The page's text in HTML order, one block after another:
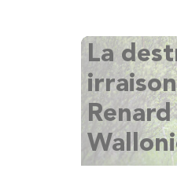
La